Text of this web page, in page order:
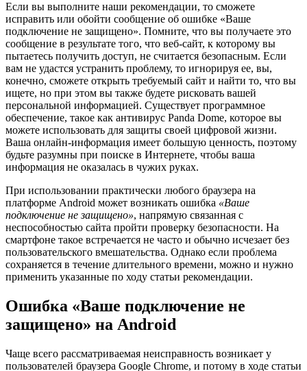
Если вы выполните наши рекомендации, то сможете
исправить или обойти сообщение об ошибке «Ваше
подключение не защищено». Помните, что вы получаете это
сообщение в результате того, что веб-сайт, к которому вы
пытаетесь получить доступ, не считается безопасным. Если
вам не удастся устранить проблему, то игнорируя ее, вы,
конечно, сможете открыть требуемый сайт и найти то, что вы
ищете, но при этом вы также будете рисковать вашей
персональной информацией. Существует программное
обеспечение, такое как антивирус Panda Dome, которое вы
можете использовать для защиты своей цифровой жизни.
Ваша онлайн-информация имеет большую ценность, поэтому
будьте разумны при поиске в Интернете, чтобы ваша
информация не оказалась в чужих руках.
При использовании практически любого браузера на
платформе Android может возникать ошибка «Ваше
подключение не защищено», напрямую связанная с
неспособностью сайта пройти проверку безопасности. На
смартфоне такое встречается не часто и обычно исчезает без
пользовательского вмешательства. Однако если проблема
сохраняется в течение длительного времени, можно и нужно
применить указанные по ходу статьи рекомендации.
Ошибка «Ваше подключение не
защищено» на Android
Чаще всего рассматриваемая неисправность возникает у
пользователей браузера Google Chrome, и потому в ходе статьи